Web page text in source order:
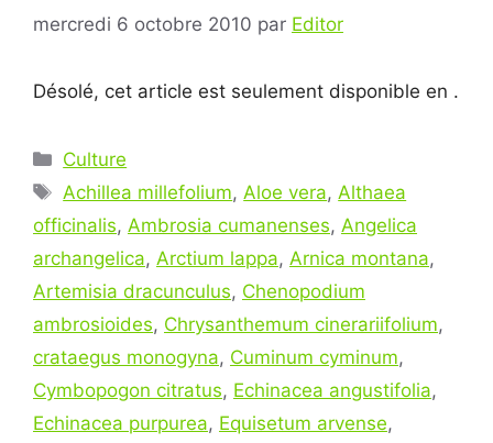
mercredi 6 octobre 2010 par Editor
Désolé, cet article est seulement disponible en .
Catégories
Culture
Étiquettes
Achillea millefolium, Aloe vera, Althaea
officinalis, Ambrosia cumanenses, Angelica
archangelica, Arctium lappa, Arnica montana,
Artemisia dracunculus, Chenopodium
ambrosioides, Chrysanthemum cinerariifolium,
crataegus monogyna, Cuminum cyminum,
Cymbopogon citratus, Echinacea angustifolia,
Echinacea purpurea, Equisetum arvense,